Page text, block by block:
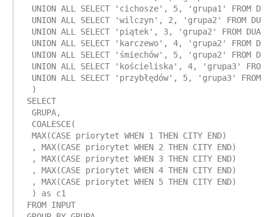
UNION ALL SELECT 'cichosze', 5, 'grupa1' FROM
UNION ALL SELECT 'wilczyn', 2, 'grupa2' FROM DUAL
UNION ALL SELECT 'piątek', 3, 'grupa2' FROM DUAL
UNION ALL SELECT 'karczewo', 4, 'grupa2' FROM
UNION ALL SELECT 'śmiechów', 5, 'grupa2' FROM
UNION ALL SELECT 'kościeliska', 4, 'grupa3' FROM
UNION ALL SELECT 'przybłędów', 5, 'grupa3' FROM
)
SELECT
GRUPA,
COALESCE(
MAX(CASE priorytet WHEN 1 THEN CITY END)
, MAX(CASE priorytet WHEN 2 THEN CITY END)
, MAX(CASE priorytet WHEN 3 THEN CITY END)
, MAX(CASE priorytet WHEN 4 THEN CITY END)
, MAX(CASE priorytet WHEN 5 THEN CITY END)
) as c1
FROM INPUT